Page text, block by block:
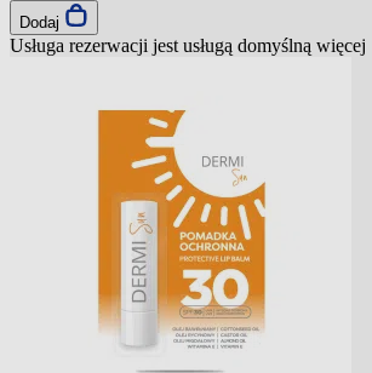
Dodaj
Usługa rezerwacji jest usługą domyślną więcej